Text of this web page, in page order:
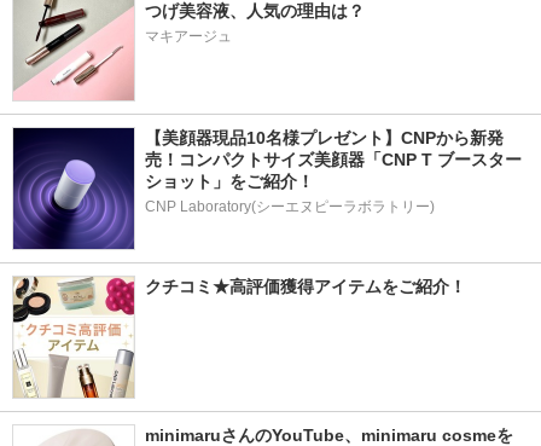
つげ美容液、人気の理由は？
マキアージュ
【美顔器現品10名様プレゼント】CNPから新発
売！コンパクトサイズ美顔器「CNP T ブースター
ショット」をご紹介！
CNP Laboratory(シーエヌピーラボラトリー)
クチコミ★高評価獲得アイテムをご紹介！
minimaruさんのYouTube、minimaru cosmeを